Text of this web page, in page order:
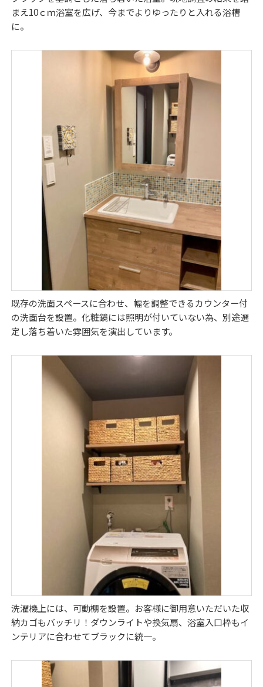
まえ10ｃｍ浴室を広げ、今までよりゆったりと入れる浴槽
に。
既存の洗面スペースに合わせ、幅を調整できるカウンター付
の洗面台を設置。化粧鏡には照明が付いていない為、別途選
定し落ち着いた雰囲気を演出しています。
洗濯機上には、可動棚を設置。お客様に御用意いただいた収
納カゴもバッチリ！ダウンライトや換気扇、浴室入口枠もイ
ンテリアに合わせてブラックに統一。